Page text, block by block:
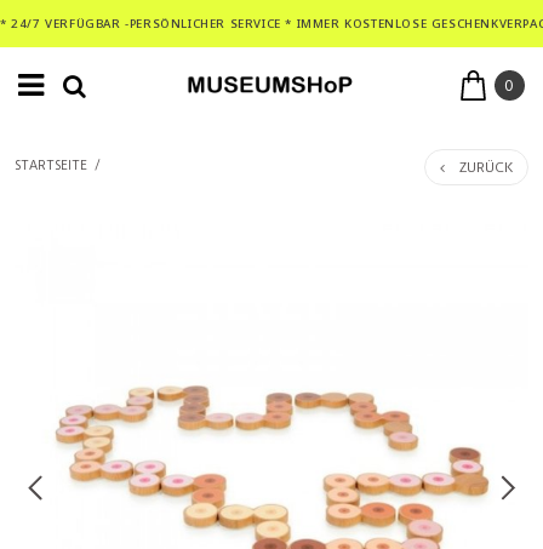
* 24/7 VERFÜGBAR -PERSÖNLICHER SERVICE * IMMER KOSTENLOSE
0
STARTSEITE / ZURÜCK